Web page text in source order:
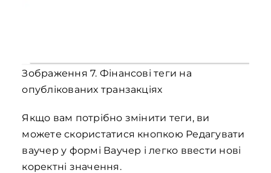
Зображення 7. Фінансові теги на
опублікованих транзакціях
Якщо вам потрібно змінити теги, ви
можете скористатися кнопкою Редагувати
ваучер у формі Ваучер і легко ввести нові
коректні значення.